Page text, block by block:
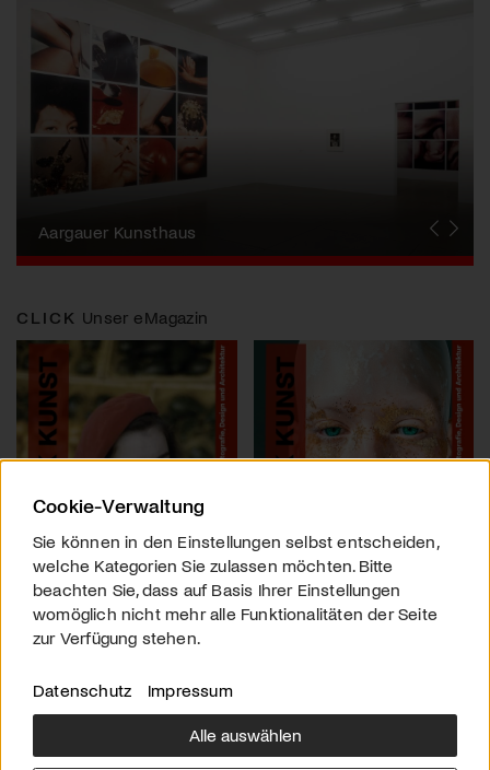
Künstlerin
Aargauer Kunsthaus
Gewerbemuseum Winterthur
Liste Art Fair Basel
Bündner Kunstmuseum
Künstler:innen Portraits
Junge Schweizer Kunst
Vögele Kultur Zentrum
Nidwaldner Museum
Haus für Kunst Uri
CLICK Unser eMagazin
Cookie-Verwaltung
Sie können in den Einstellungen selbst entscheiden,
welche Kategorien Sie zulassen möchten. Bitte
beachten Sie, dass auf Basis Ihrer Einstellungen
womöglich nicht mehr alle Funktionalitäten der Seite
zur Verfügung stehen.
Datenschutz Impressum
Alle auswählen